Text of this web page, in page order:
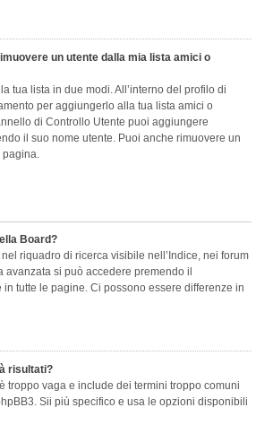
un utente dalla mia lista amici o
tua lista in due modi. All’interno del profilo di
per aggiungerlo alla tua lista amici o
di Controllo Utente puoi aggiungere
il suo nome utente. Puoi anche rimuovere un
pagina.
Board?
riquadro di ricerca visibile nell’Indice, nei forum
avanzata si può accedere premendo il
in tutte le pagine. Ci possono essere differenze in
risultati?
troppo vaga e include dei termini troppo comuni
Sii più specifico e usa le opzioni disponibili